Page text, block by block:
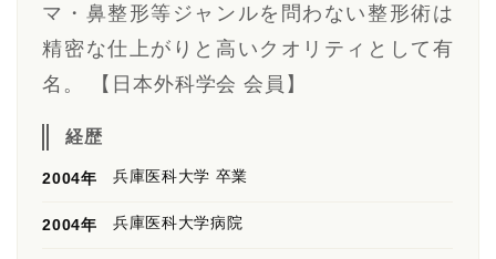
マ・鼻整形等ジャンルを問わない整形術は
精密な仕上がりと高いクオリティとして有
名。 【日本外科学会 会員】
経歴
2004年 兵庫医科大学 卒業
2004年 兵庫医科大学病院